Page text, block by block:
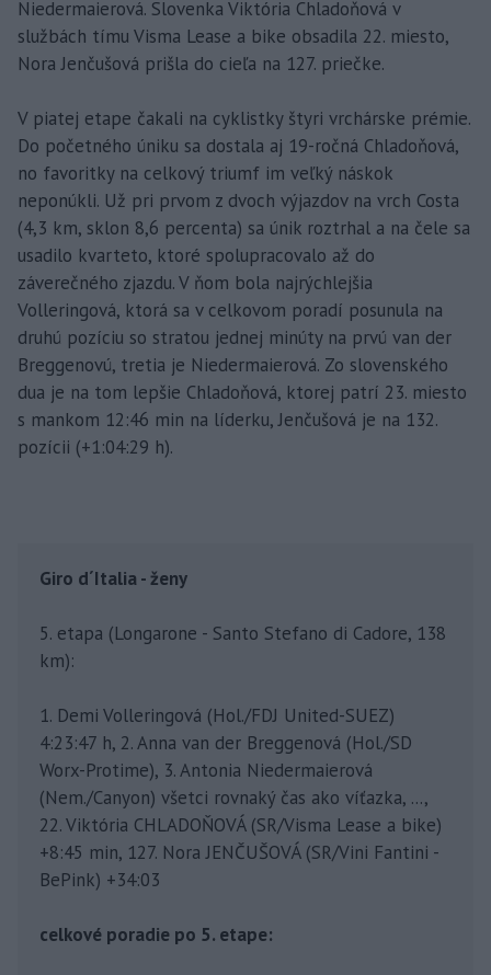
Niedermaierová. Slovenka Viktória Chladoňová v
službách tímu Visma Lease a bike obsadila 22. miesto,
Nora Jenčušová prišla do cieľa na 127. priečke.
V piatej etape čakali na cyklistky štyri vrchárske prémie.
Do početného úniku sa dostala aj 19-ročná Chladoňová,
no favoritky na celkový triumf im veľký náskok
neponúkli. Už pri prvom z dvoch výjazdov na vrch Costa
(4,3 km, sklon 8,6 percenta) sa únik roztrhal a na čele sa
usadilo kvarteto, ktoré spolupracovalo až do
záverečného zjazdu. V ňom bola najrýchlejšia
Volleringová, ktorá sa v celkovom poradí posunula na
druhú pozíciu so stratou jednej minúty na prvú van der
Breggenovú, tretia je Niedermaierová. Zo slovenského
dua je na tom lepšie Chladoňová, ktorej patrí 23. miesto
s mankom 12:46 min na líderku, Jenčušová je na 132.
pozícii (+1:04:29 h).
Giro d´Italia - ženy
5. etapa (Longarone - Santo Stefano di Cadore, 138
km):
1. Demi Volleringová (Hol./FDJ United-SUEZ)
4:23:47 h, 2. Anna van der Breggenová (Hol./SD
Worx-Protime), 3. Antonia Niedermaierová
(Nem./Canyon) všetci rovnaký čas ako víťazka, ...,
22. Viktória CHLADOŇOVÁ (SR/Visma Lease a bike)
+8:45 min, 127. Nora JENČUŠOVÁ (SR/Vini Fantini -
BePink) +34:03
celkové poradie po 5. etape: